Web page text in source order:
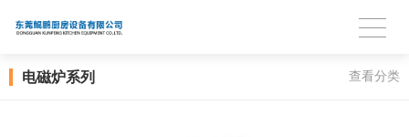
电磁炉系列 查看分类